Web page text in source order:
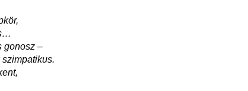
gonosz –